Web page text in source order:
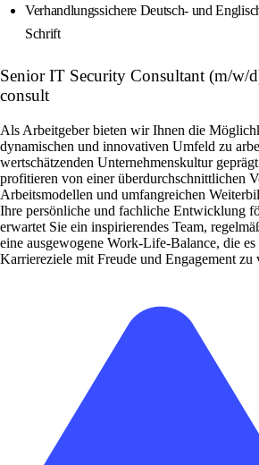
Verhandlungssichere Deutsch‑ und
Schrift
Senior IT Security Consultant (m/w/
consult
Als Arbeitgeber bieten wir Ihnen die
dynamischen und innovativen Umfeld zu
wertschätzenden Unternehmenskultur
profitieren von einer überdurchschnittlichen
Arbeitsmodellen und umfangreichen
Ihre persönliche und fachliche Entwicklung
erwartet Sie ein inspirierendes Team,
eine ausgewogene Work-Life-Balance, die
Karriereziele mit Freude und Engagement zu